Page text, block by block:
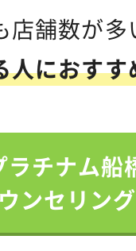
店舗数が多
人におすす
ラチナム船
ンセリン